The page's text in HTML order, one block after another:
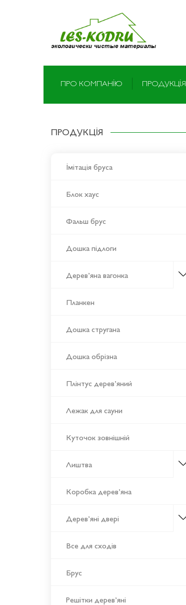
ПРО КОМПАНІЮ ПРОДУКЦІЯ
ПРОДУКЦІЯ
Імітація бруса
Блок хаус
Фальш брус
Дошка підлоги
Дерев’яна вагонка
Планкен
Дошка стругана
Дошка обрізна
Плінтус дерев’яний
Лежак для сауни
Куточок зовнішній
Лиштва
Коробка дерев’яна
Дерев’яні двері
Все для сходів
Брус
Решітки дерев’яні